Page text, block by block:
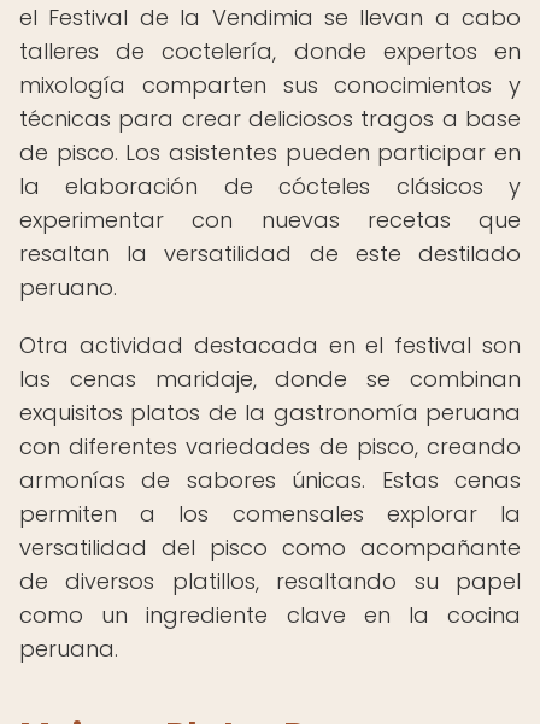
el Festival de la Vendimia se llevan a cabo
talleres de coctelería, donde expertos en
mixología comparten sus conocimientos y
técnicas para crear deliciosos tragos a base
de pisco. Los asistentes pueden participar en
la elaboración de cócteles clásicos y
experimentar con nuevas recetas que
resaltan la versatilidad de este destilado
peruano.
Otra actividad destacada en el festival son
las cenas maridaje, donde se combinan
exquisitos platos de la gastronomía peruana
con diferentes variedades de pisco, creando
armonías de sabores únicas. Estas cenas
permiten a los comensales explorar la
versatilidad del pisco como acompañante
de diversos platillos, resaltando su papel
como un ingrediente clave en la cocina
peruana.